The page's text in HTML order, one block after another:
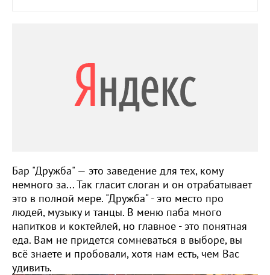
Бар "Дружба" — это заведение для тех, кому
немного за... Так гласит слоган и он отрабатывает
это в полной мере. "Дружба" - это место про
людей, музыку и танцы. В меню паба много
напитков и коктейлей, но главное - это понятная
еда. Вам не придется сомневаться в выборе, вы
всё знаете и пробовали, хотя нам есть, чем Вас
удивить.